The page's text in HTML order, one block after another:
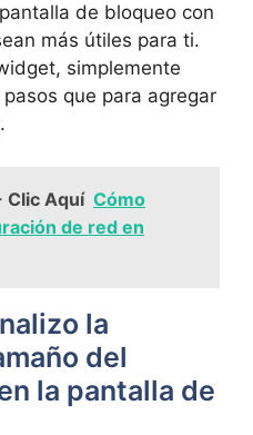
‍de bloqueo con
más útiles para ti.
simplemente
que para agregar⁤
Clic Aquí Cómo
de red en
la
del
la pantalla de